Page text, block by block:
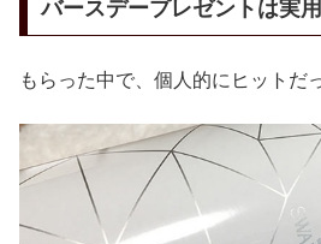
バースデープレゼントは実
もらった中で、個人的にヒットだ